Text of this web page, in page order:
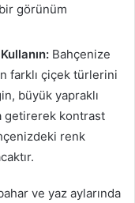
görünüm
Bahçenize
farklı çiçek türlerini
büyük yapraklı
getirerek kontrast
renk
ve yaz aylarında